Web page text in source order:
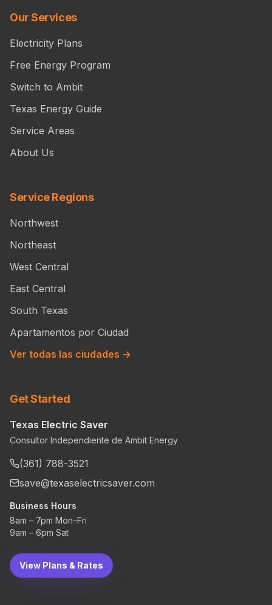
Our Services
Electricity Plans
Free Energy Program
Switch to Ambit
Texas Energy Guide
Service Areas
About Us
Service Regions
Northwest
Northeast
West Central
East Central
South Texas
Apartamentos por Ciudad
Ver todas las ciudades →
Get Started
Texas Electric Saver
Consultor Independiente de Ambit Energy
(361) 788-3521
save@texaselectricsaver.com
Business Hours
8am – 7pm Mon–Fri
9am – 6pm Sat
View Plans & Rates